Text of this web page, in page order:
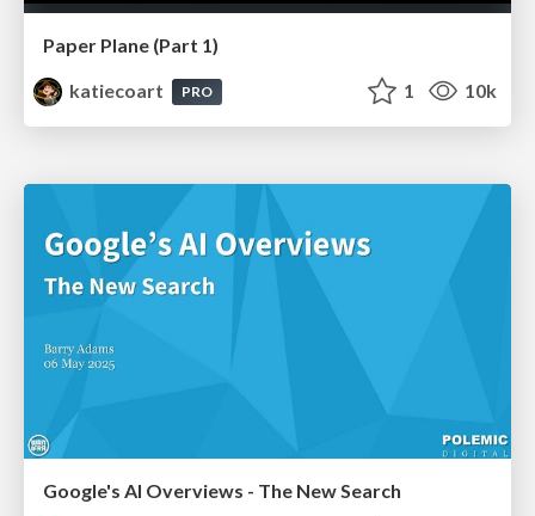
Paper Plane (Part 1)
katiecoart
PRO 1 10k
Google's AI Overviews - The New Search